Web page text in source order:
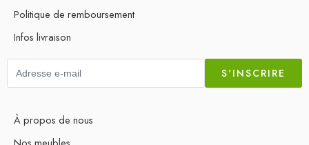
Politique de remboursement
Infos livraison
S'INSCRIRE
À propos de nous